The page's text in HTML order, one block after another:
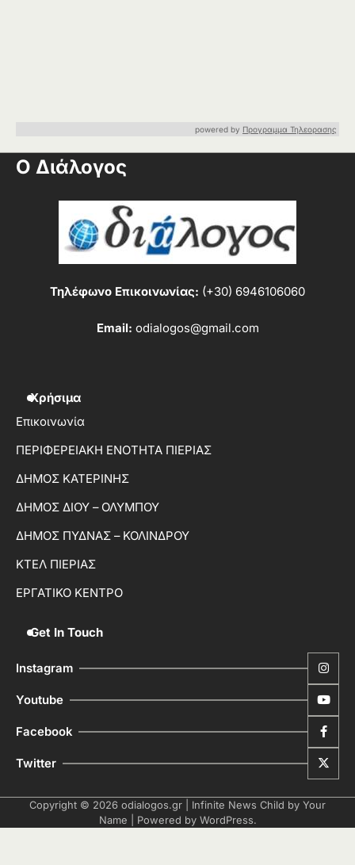
powered by Προγραμμα Τηλεορασης
Ο Διάλογος
Τηλέφωνο Επικοινωνίας: (+30) 6946106060
Email: odialogos@gmail.com
Χρήσιμα
Επικοινωνία
ΠΕΡΙΦΕΡΕΙΑΚΗ ΕΝΟΤΗΤΑ ΠΙΕΡΙΑΣ
ΔΗΜΟΣ ΚΑΤΕΡΙΝΗΣ
ΔΗΜΟΣ ΔΙΟΥ – ΟΛΥΜΠΟΥ
ΔΗΜΟΣ ΠΥΔΝΑΣ – ΚΟΛΙΝΔΡΟΥ
ΚΤΕΛ ΠΙΕΡΙΑΣ
ΕΡΓΑΤΙΚΟ ΚΕΝΤΡΟ
Get In Touch
Instagram
Youtube
Facebook
Twitter
Copyright © 2026 odialogos.gr | Infinite News Child by Your
Name | Powered by WordPress.